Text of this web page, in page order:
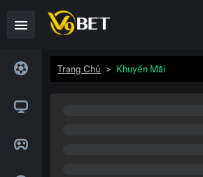
Trang Chủ > Khuyến Mãi